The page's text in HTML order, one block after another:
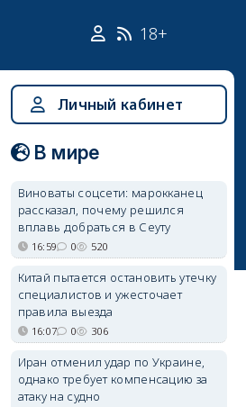
18+
Личный кабинет
В мире
Виноваты соцсети: марокканец
рассказал, почему решился
вплавь добраться в Сеуту
16:59 0 520
Китай пытается остановить утечку
специалистов и ужесточает
правила выезда
16:07 0 306
Иран отменил удар по Украине,
однако требует компенсацию за
атаку на судно